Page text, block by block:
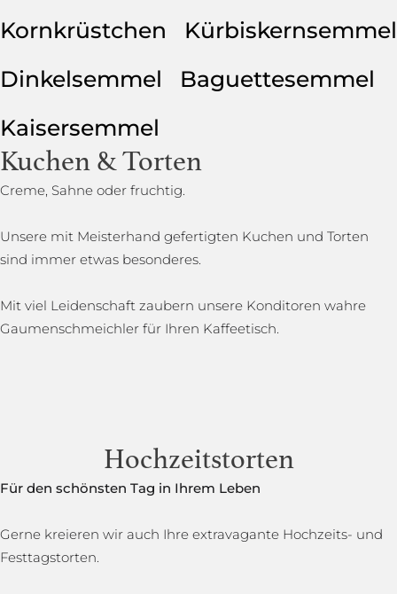
Kornkrüstchen
Kürbiskernsemmel
Dinkelsemmel
Baguettesemmel
Kaisersemmel
Kuchen & Torten
Creme, Sahne oder fruchtig.
Unsere mit Meisterhand gefertigten Kuchen und Torten
sind immer etwas besonderes.
Mit viel Leidenschaft zaubern unsere Konditoren wahre
Gaumenschmeichler für Ihren Kaffeetisch.
Hochzeitstorten
Für den schönsten Tag in Ihrem Leben
Gerne kreieren wir auch Ihre extravagante Hochzeits- und
Festtagstorten.